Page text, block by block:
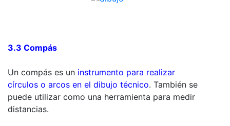
3.3 Compás
Un compás es un instrumento para realizar
círculos o arcos en el dibujo técnico. También se
puede utilizar como una herramienta para medir
distancias.